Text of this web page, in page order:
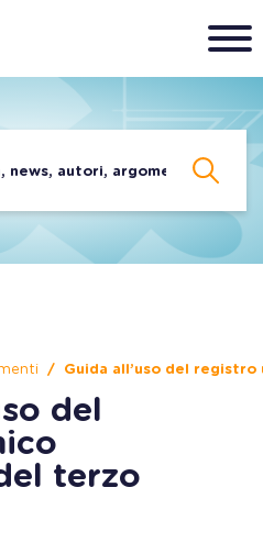
Guida all’uso del
del
terzo